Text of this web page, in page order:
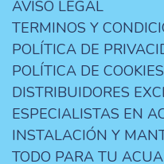
AVISO LEGAL
TERMINOS Y
POLÍTICA DE
POLÍTICA DE COOKIES
DISTRIBUIDORES
ESPECIALISTAS EN
INSTALACIÓN Y
TODO PARA TU